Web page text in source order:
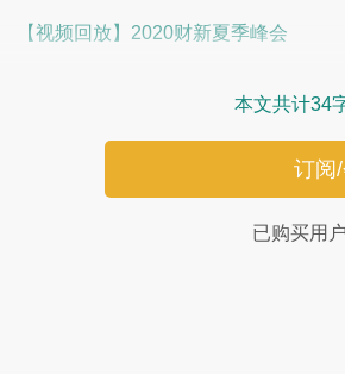
【视频回放】2020财新夏季峰会
本文共计34
订阅
已购买用